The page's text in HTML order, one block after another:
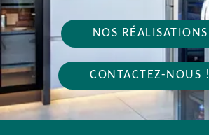
NOS RÉALISATIONS
CONTACTEZ-NOUS !